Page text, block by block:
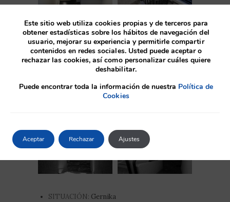
SITUACIÓN: Gernika
Este sitio web utiliza cookies propias y de terceros para
obtener estadísticas sobre los hábitos de navegación del
usuario, mejorar su experiencia y permitirle compartir
contenidos en redes sociales. Usted puede aceptar o
rechazar las cookies, así como personalizar cuáles quiere
deshabilitar.
Puede encontrar toda la información de nuestra Política de
Cookies
Aceptar Rechazar Ajustes